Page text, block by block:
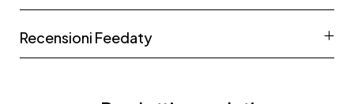
Recensioni Feedaty